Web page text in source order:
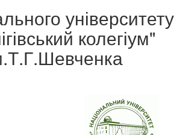
університету
колегіум"